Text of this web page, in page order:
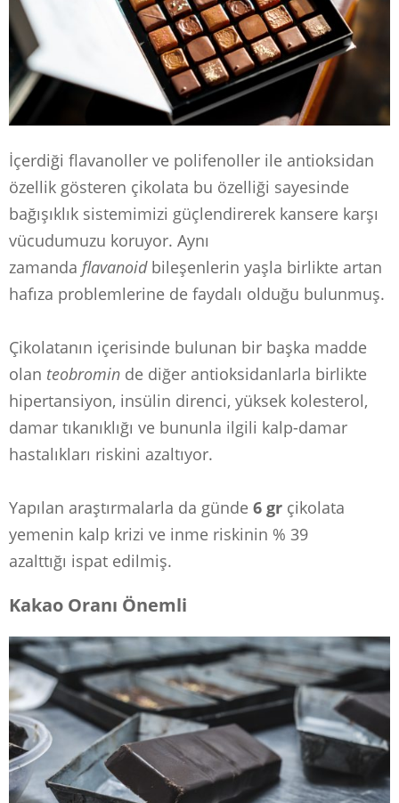
İçerdiği flavanoller ve polifenoller ile antioksidan
özellik gösteren çikolata bu özelliği sayesinde
bağışıklık sistemimizi güçlendirerek kansere karşı
vücudumuzu koruyor. Aynı
zamanda flavanoidbileşenlerin yaşla birlikte artan
hafıza problemlerine de faydalı olduğu bulunmuş.
Çikolatanın içerisinde bulunan bir başka madde
olan teobromin de diğer antioksidanlarla birlikte
hipertansiyon, insülin direnci, yüksek kolesterol,
damar tıkanıklığı ve bununla ilgili kalp-damar
hastalıkları riskini azaltıyor.
Yapılan araştırmalarla da günde 6 gr çikolata
yemenin kalp krizi ve inme riskinin % 39
azalttığı ispat edilmiş.
Kakao Oranı Önemli